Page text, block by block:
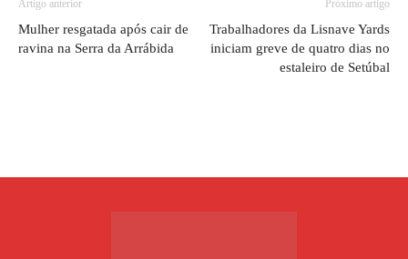
Artigo anterior
Mulher resgatada após cair de
ravina na Serra da Arrábida
Próximo artigo
Trabalhadores da Lisnave Yards
iniciam greve de quatro dias no
estaleiro de Setúbal